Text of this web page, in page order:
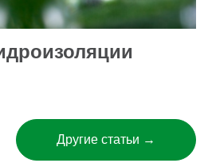
Другие статьи →